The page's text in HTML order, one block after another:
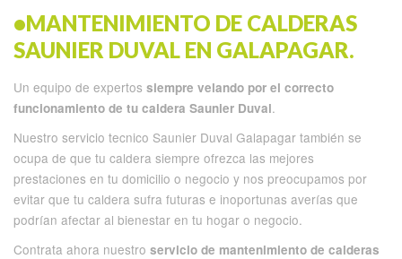
•MANTENIMIENTO DE CALDERAS
SAUNIER DUVAL EN GALAPAGAR.
Un equipo de expertos siempre velando por el correcto
funcionamiento de tu caldera Saunier Duval.
Nuestro servicio tecnico Saunier Duval Galapagar también se
ocupa de que tu caldera siempre ofrezca las mejores
prestaciones en tu domicilio o negocio y nos preocupamos por
evitar que tu caldera sufra futuras e inoportunas averías que
podrían afectar al bienestar en tu hogar o negocio.
Contrata ahora nuestro servicio de mantenimiento de calderas